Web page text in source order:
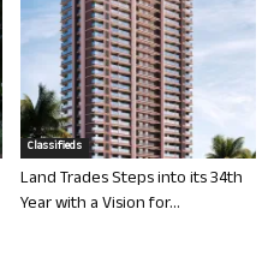
Classifieds
Land Trades Steps into its 34th
Year with a Vision for...